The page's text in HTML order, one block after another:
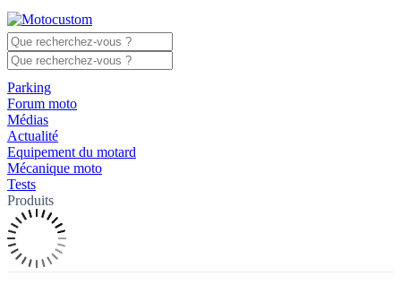
Parking
Forum moto
Médias
Actualité
Equipement du motard
Mécanique moto
Tests
Produits